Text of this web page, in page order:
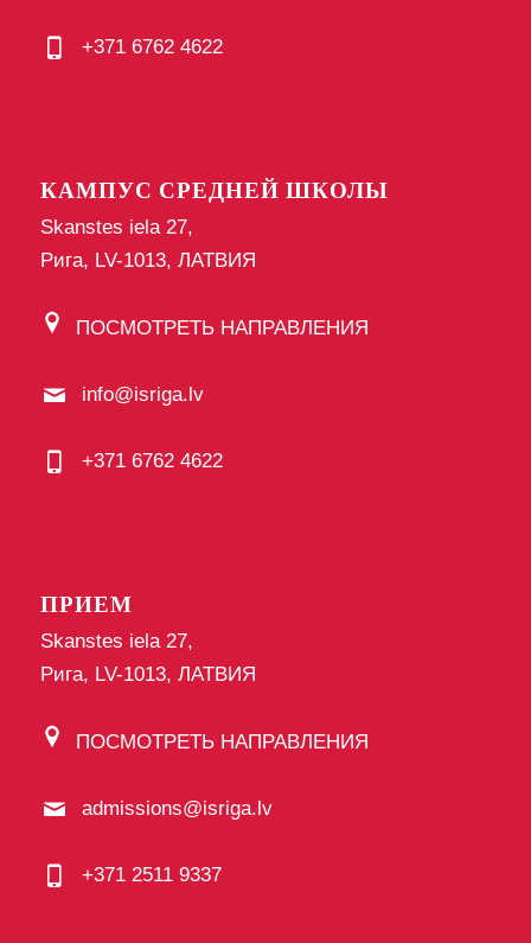
+371 6762 4622
КАМПУС СРЕДНЕЙ ШКОЛЫ
Skanstes iela 27,
Рига, LV-1013, ЛАТВИЯ
ПОСМОТРЕТЬ НАПРАВЛЕНИЯ
info@isriga.lv
+371 6762 4622
ПРИЕМ
Skanstes iela 27,
Рига, LV-1013, ЛАТВИЯ
ПОСМОТРЕТЬ НАПРАВЛЕНИЯ
admissions@isriga.lv
+371 2511 9337